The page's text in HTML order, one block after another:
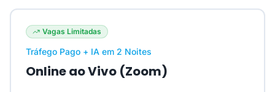
Vagas Limitadas
Tráfego Pago + IA em 2 Noites
Online ao Vivo (Zoom)